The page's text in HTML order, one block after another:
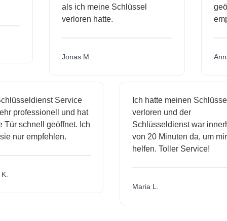
als ich meine Schlüssel
verloren hatte.
Jonas M.
Service
professionell und hat
schnell geöffnet. Ich
nur empfehlen.
Ich hatte meinen Schlüssel
verloren und der
Schlüsseldienst war
von 20 Minuten da, um mir
helfen. Toller Service!
Maria L.